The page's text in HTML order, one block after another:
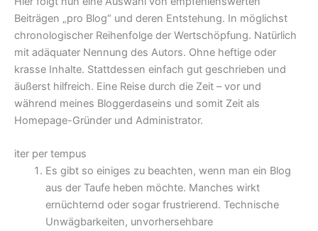
Beiträgen „pro Blog“ und deren Entstehung. In möglichst
chronologischer Reihenfolge der Wertschöpfung. Natürlich
mit adäquater Nennung des Autors. Ohne heftige oder
krasse Inhalte. Stattdessen einfach gut geschrieben und
äußerst hilfreich. Eine Reise durch die Zeit – vor und
während meines Bloggerdaseins und somit Zeit als
Homepage-Gründer und Administrator.
iter per tempus
Es gibt so einiges zu beachten, wenn man ein Blog
aus der Taufe heben möchte. Manches wirkt
ernüchternd oder sogar frustrierend. Technische
Unwägbarkeiten, unvorhersehbare